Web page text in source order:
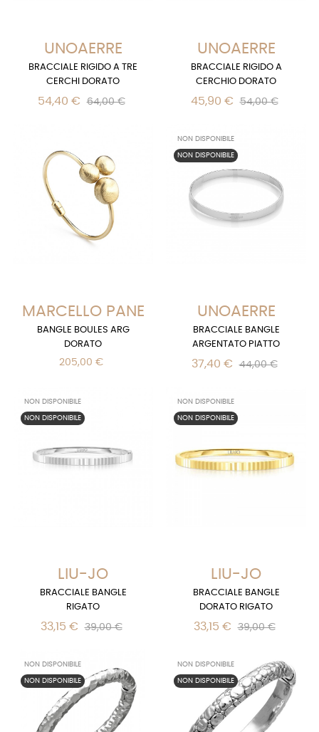
UNOAERRE
BRACCIALE RIGIDO A TRE
CERCHI DORATO
54,40 € 64,00 €
UNOAERRE
BRACCIALE RIGIDO A
CERCHIO DORATO
45,90 € 54,00 €
MARCELLO PANE
BANGLE BOULES ARG
DORATO
205,00 €
NON DISPONIBILE
NON DISPONIBILE
UNOAERRE
BRACCIALE BANGLE
ARGENTATO PIATTO
37,40 € 44,00 €
NON DISPONIBILE
NON DISPONIBILE
LIU-JO
BRACCIALE BANGLE
RIGATO
33,15 € 39,00 €
NON DISPONIBILE
NON DISPONIBILE
LIU-JO
BRACCIALE BANGLE
DORATO RIGATO
33,15 € 39,00 €
NON DISPONIBILE
NON DISPONIBILE
NON DISPONIBILE
NON DISPONIBILE